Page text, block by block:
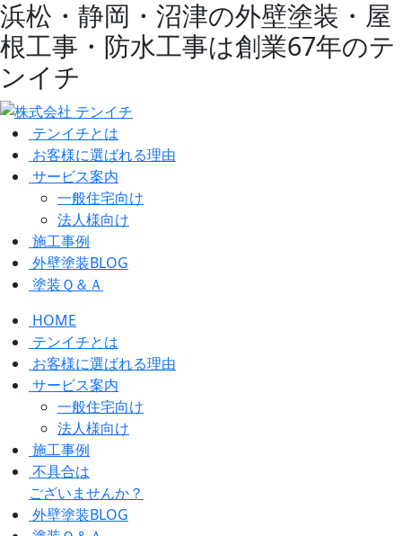
浜松・静岡・沼津の外壁塗装・屋
根工事・防水工事は創業67年のテ
ンイチ
テンイチとは
お客様に選ばれる理由
サービス案内
一般住宅向け
法人様向け
施工事例
外壁塗装BLOG
塗装Ｑ＆Ａ
HOME
テンイチとは
お客様に選ばれる理由
サービス案内
一般住宅向け
法人様向け
施工事例
不具合は
ございませんか？
外壁塗装BLOG